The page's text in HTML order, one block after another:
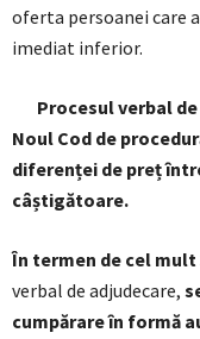
oferta persoanei care
imediat inferior.
Procesul verbal
Noul Cod de
diferenței de preț
câștigătoare.
În termen de cel mult
verbal de adjudecare,
cumpărare în formă